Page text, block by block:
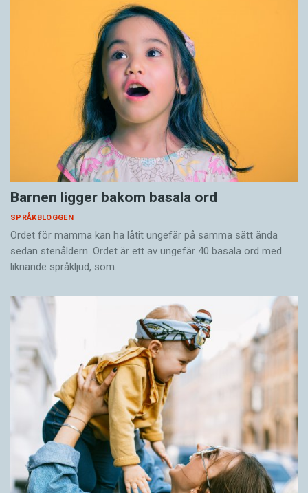
Barnen ligger bakom basala ord
SPRÅKBLOGGEN
Ordet för mamma kan ha låtit ungefär på samma sätt ända
sedan stenåldern. Ordet är ett av ungefär 40 basala ord med
liknande språkljud, som…